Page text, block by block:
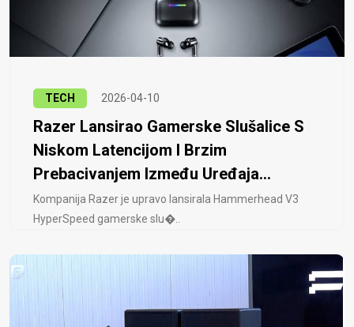
TECH 2026-04-10
Razer Lansirao Gamerske Slušalice S
Niskom Latencijom I Brzim
Prebacivanjem Između Uređaja...
Kompanija Razer je upravo lansirala Hammerhead V3
HyperSpeed ​​gamerske slu�..